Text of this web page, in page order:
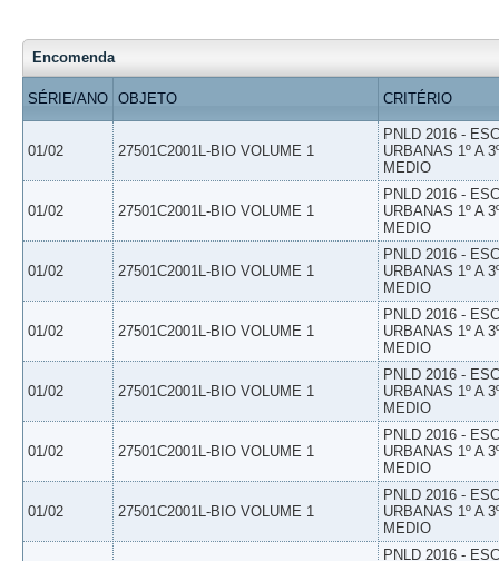
Encomenda
SÉRIE/ANO OBJETO CRITÉRIO
01/02 27501C2001L-BIO VOLUME 1
PNLD 2016 -
URBANAS 1º A
MEDIO
01/02 27501C2001L-BIO VOLUME 1
PNLD 2016 -
URBANAS 1º A
MEDIO
01/02 27501C2001L-BIO VOLUME 1
PNLD 2016 -
URBANAS 1º A
MEDIO
01/02 27501C2001L-BIO VOLUME 1
PNLD 2016 -
URBANAS 1º A
MEDIO
01/02 27501C2001L-BIO VOLUME 1
PNLD 2016 -
URBANAS 1º A
MEDIO
01/02 27501C2001L-BIO VOLUME 1
PNLD 2016 -
URBANAS 1º A
MEDIO
01/02 27501C2001L-BIO VOLUME 1
PNLD 2016 -
URBANAS 1º A
MEDIO
PNLD 2016 -